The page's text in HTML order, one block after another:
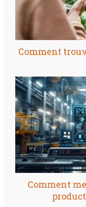
Comment
Comment